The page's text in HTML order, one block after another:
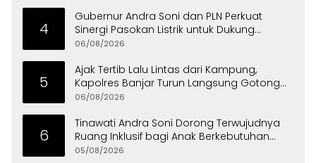
4
Gubernur Andra Soni dan PLN Perkuat
Sinergi Pasokan Listrik untuk Dukung
Investasi
06/08/2026
5
Ajak Tertib Lalu Lintas dari Kampung,
Kapolres Banjar Turun Langsung Gotong
Royong Bersama Warga
06/08/2026
6
Tinawati Andra Soni Dorong Terwujudnya
Ruang Inklusif bagi Anak Berkebutuhan
Khusus
05/08/2026